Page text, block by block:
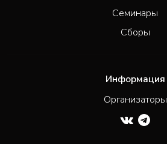
Семинары
Сборы
Информация
Организаторы